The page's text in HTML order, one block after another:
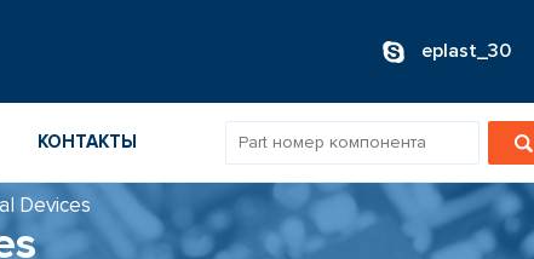
eplast_30
КОНТАКТЫ
Devices